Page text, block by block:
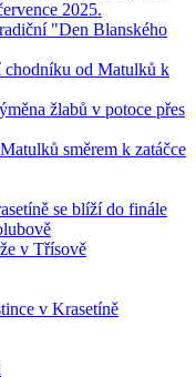
2025.
"Den Blanského
chodníku od Matulků k
žlabů v potoce přes
směrem k zatáčce
se blíží do finále
v Třísově
v Krasetíně